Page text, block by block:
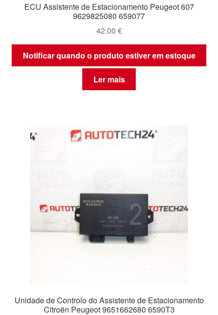
ECU Assistente de Estacionamento Peugeot 607
9629825080 659077
42.00 €
Notificar quando o produto estiver em estoque
Ler mais
Unidade de Controlo do Assistente de Estacionamento
Citroën Peugeot 9651662680 6590T3